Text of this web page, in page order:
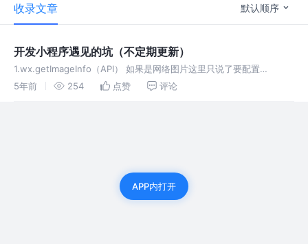
收录文章 默认顺序
开发小程序遇见的坑（不定期更新）
1.wx.getImageInfo（API） 如果是网络图片这里只说了要配置
download域名，其实还要配置request，如下图所示。
5年前 254 点赞 评论
APP内打开